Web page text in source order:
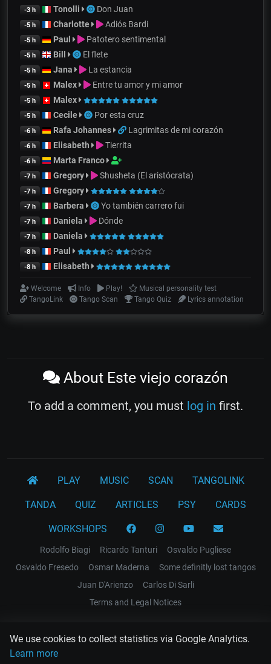
We use cookies to collect statistics via Google Analytics.
Learn more
-3 h Tonolli Don Juan
-5 h Charlotte Adiós Bardi
-5 h Paul Patotero sentimental
-5 h Bill El flete
-5 h Jana La estancia
-5 h Malex Entre tu amor y mi amor
-5 h Malex
-5 h Cecile Por esta cruz
-6 h Rafa Johannes Lagrimitas de mi corazón
-6 h Elisabeth Tierrita
-6 h Marta Franco
-7 h Gregory Shusheta (El aristócrata)
-7 h Gregory
-7 h Barbera Yo también carrero fui
-7 h Daniela Dónde
-7 h Daniela
-8 h Paul
-8 h Elisabeth
Welcome Info Play!
Musical personality test
TangoLink
Tango Scan Tango Quiz Lyrics annotation
About Este viejo corazón
To add a comment, you must log in first.
PLAY MUSIC SCAN TANGOLINK
TANDA QUIZ ARTICLES PSY CARDS
WORKSHOPS
Rodolfo Biagi Ricardo Tanturi
Osvaldo Pugliese
Osvaldo Fresedo
Osmar Maderna
Some definitly lost tangos
Juan D'Arienzo
Carlos Di Sarli
Terms and Legal Notices
EL RECODO TANGO